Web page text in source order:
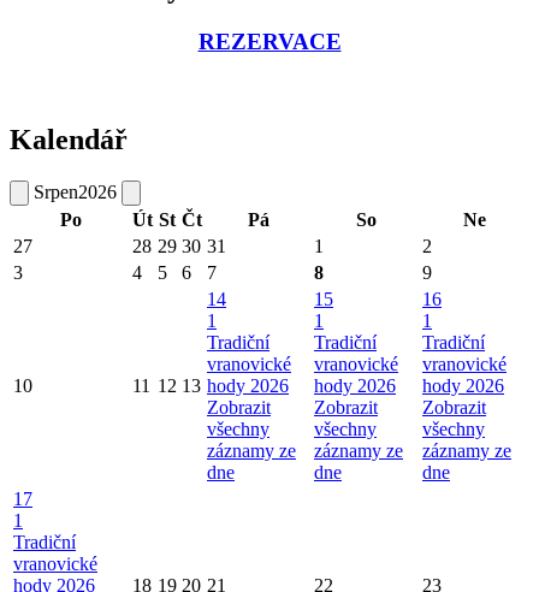
REZERVACE
Kalendář
Srpen2026
Po
Út St Čt Pá So
Ne
27
28 29 30 31 1
2
3
4 5 6 7 8 9
10 11 12 13
14
1
Tradiční
vranovické
hody 2026
Zobrazit
všechny
záznamy ze
dne
15
1
Tradiční
vranovické
hody 2026
Zobrazit
všechny
záznamy ze
dne
16
1
Tradiční
vranovické
hody 2026
Zobrazit
všechny
záznamy ze
dne
17
1
Tradiční
vranovické
hody 2026
18 19 20 21 22 23